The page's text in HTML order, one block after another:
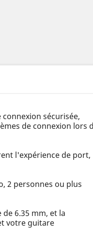
sécurisée,
de connexion lors
l'expérience de port,
2 personnes ou plus
6.35 mm, et la
votre guitare